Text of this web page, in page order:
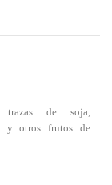
trazas de soja,
y otros frutos de